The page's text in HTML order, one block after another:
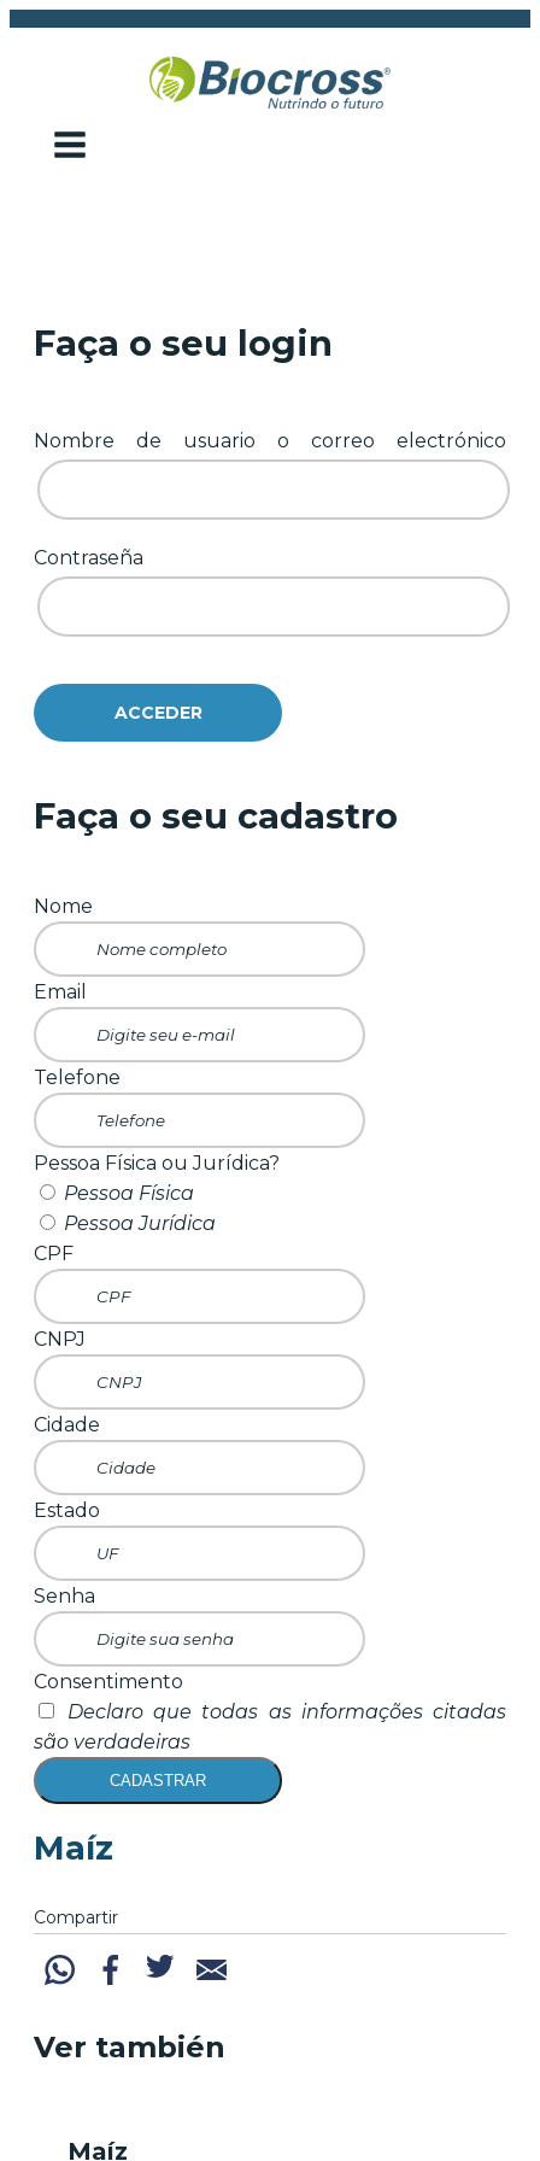
Faça o seu login
Nombre de usuario o correo electrónico
Contraseña
Faça o seu cadastro
Nome
Email
Telefone
Pessoa Física ou Jurídica?
Pessoa Física
Pessoa Jurídica
CPF
CNPJ
Cidade
Estado
Senha
Consentimento
Declaro que todas as informações citadas
são verdadeiras
CADASTRAR
Maíz
Compartir
Ver también
Maíz